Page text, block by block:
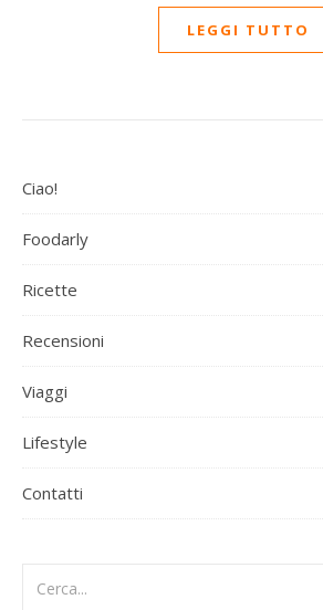
LEGGI TUTTO
Ciao!
Foodarly
Ricette
Recensioni
Viaggi
Lifestyle
Contatti